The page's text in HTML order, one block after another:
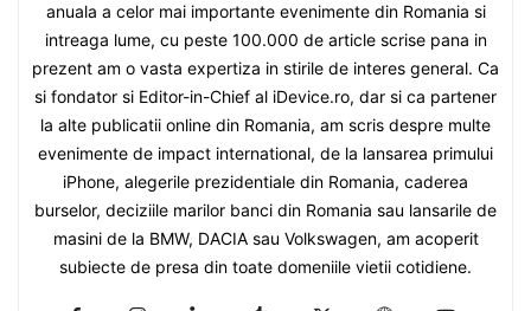
anuala a celor mai importante evenimente din Romania si
intreaga lume, cu peste 100.000 de article scrise pana in
prezent am o vasta expertiza in stirile de interes general. Ca
si fondator si Editor-in-Chief al iDevice.ro, dar si ca partener
la alte publicatii online din Romania, am scris despre multe
evenimente de impact international, de la lansarea primului
iPhone, alegerile prezidentiale din Romania, caderea
burselor, deciziile marilor banci din Romania sau lansarile de
masini de la BMW, DACIA sau Volkswagen, am acoperit
subiecte de presa din toate domeniile vietii cotidiene.